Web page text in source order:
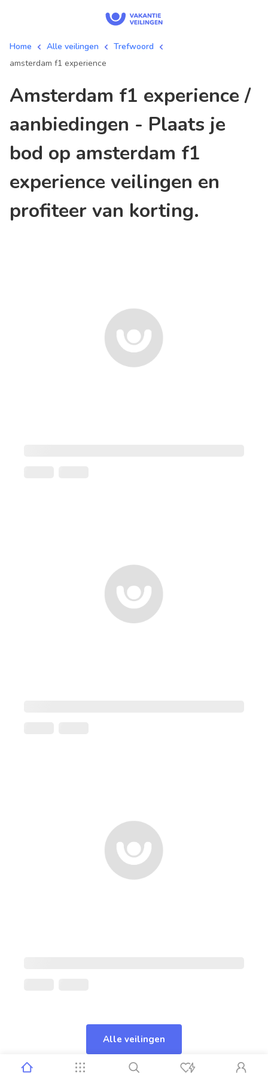
Home Alle veilingen
Trefwoord
amsterdam f1 experience
amsterdam f1 experience /
aanbiedingen - Plaats je
bod op amsterdam f1
experience veilingen en
profiteer van korting.
Alle veilingen